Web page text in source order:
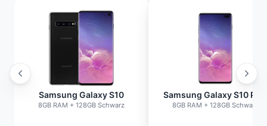
Samsung Galaxy S10
8GB RAM + 128GB Schwarz
Samsung Galaxy S10
8GB RAM + 128GB Schwarz